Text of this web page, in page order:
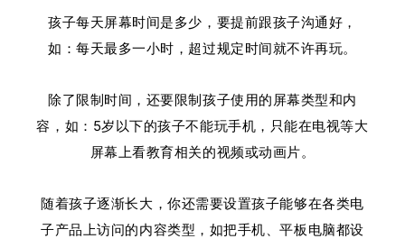
孩子每天屏幕时间是多少，要提前跟孩子沟通好，
如：每天最多一小时，超过规定时间就不许再玩。
除了限制时间，还要限制孩子使用的屏幕类型和内
容，如：5岁以下的孩子不能玩手机，只能在电视等大
屏幕上看教育相关的视频或动画片。
随着孩子逐渐长大，你还需要设置孩子能够在各类电
子产品上访问的内容类型，如把手机、平板电脑都设